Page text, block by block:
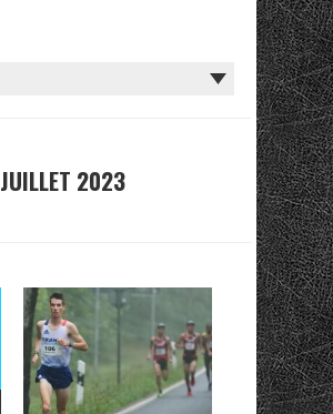
JUILLET 2023